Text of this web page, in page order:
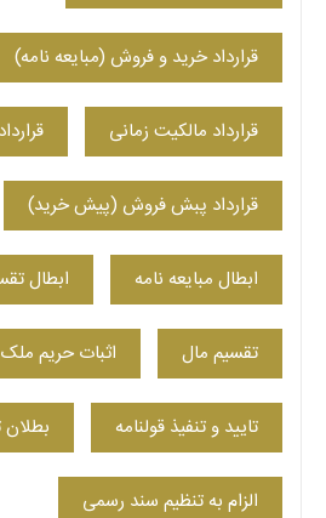
قرارداد خرید و فروش (مبایعه نامه)
قرارداد مالکیت زمانی
قرارداد پبش فروش (پیش خرید)
ابطال مبایعه نامه ابطال
تقسیم مال اثبات حریم ملک
تایید و تنفیذ قولنامه
الزام به تنظیم سند رسمی